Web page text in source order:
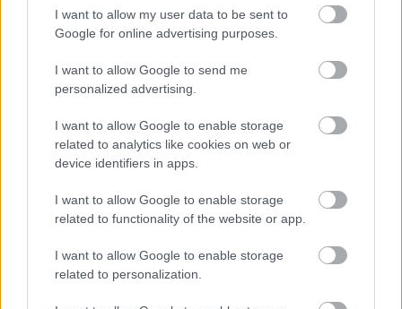
I want to allow my user data to be sent to
Google for online advertising purposes.
I want to allow Google to send me
personalized advertising.
I want to allow Google to enable storage
related to analytics like cookies on web or
device identifiers in apps.
I want to allow Google to enable storage
related to functionality of the website or app.
I want to allow Google to enable storage
related to personalization.
Η θερινή εκδήλωση του «Ανθρωπιστικού Συλλόγου»
Ακράτας ΦΩΤΟ